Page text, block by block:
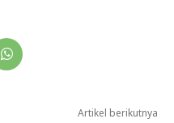
Artikel berikutnya